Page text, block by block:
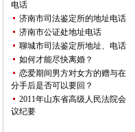
电话
济南市司法鉴定所的地址电话
济南市公证处地址电话
聊城市司法鉴定所地址、电话
如何才能尽快离婚？
恋爱期间男方对女方的赠与在
分手后是否可以要回？
2011年山东省高级人民法院会
议纪要